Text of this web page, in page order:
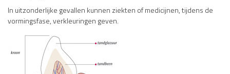
In uitzonderlijke gevallen kunnen ziekten of medicijnen, tijdens de
vormingsfase, verkleuringen geven.